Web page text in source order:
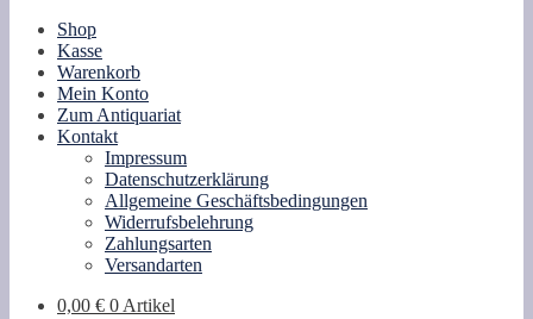
Shop
Kasse
Warenkorb
Mein Konto
Zum Antiquariat
Kontakt
Impressum
Datenschutzerklärung
Allgemeine Geschäftsbedingungen
Widerrufsbelehrung
Zahlungsarten
Versandarten
0,00 € 0 Artikel